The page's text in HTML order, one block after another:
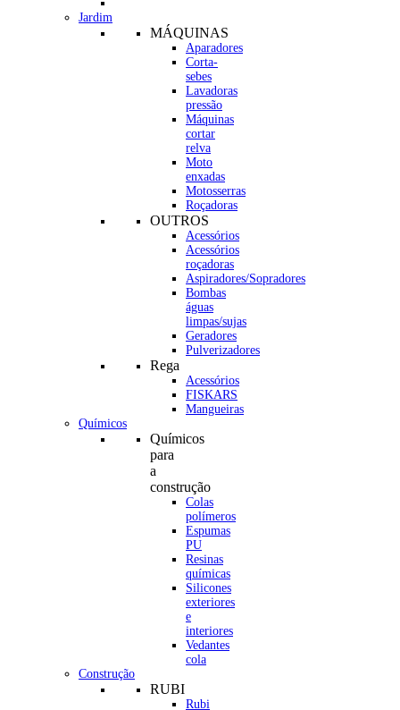
Jardim
MÁQUINAS
Aparadores
Corta-
sebes
Lavadoras
pressão
Máquinas
cortar
relva
Moto
enxadas
Motosserras
Roçadoras
OUTROS
Acessórios
Acessórios
roçadoras
Aspiradores/Sopradores
Bombas
águas
limpas/sujas
Geradores
Pulverizadores
Rega
Acessórios
FISKARS
Mangueiras
Químicos
Químicos
para
a
construção
Colas
polímeros
Espumas
PU
Resinas
químicas
Silicones
exteriores
e
interiores
Vedantes
cola
Construção
RUBI
Rubi